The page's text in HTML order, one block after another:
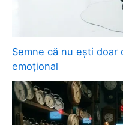
Semne că nu ești doar
emoțional